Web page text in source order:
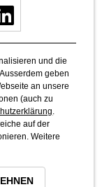
und die
geben
an unsere
(auch zu
auf der
Weitere